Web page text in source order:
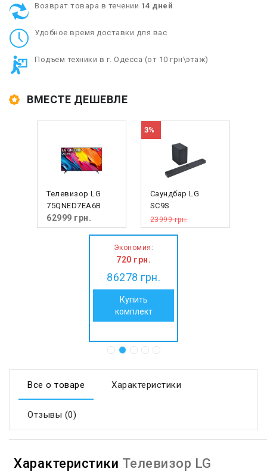
Возврат товара в течении 14 дней
Удобное время доставки для вас
Подъем техники в г. Одесса (от 10 грн\этаж)
ВМЕСТЕ ДЕШЕВЛЕ
Телевизор LG
75QNED7EA6B
62999 грн.
3%
Саундбар LG
SC9S
23999 грн.
23279грн.
Экономия :
720 грн.
86278 грн.
Купить
комплект
Все о товаре Характеристики
Отзывы (0)
Характеристики Телевизор LG